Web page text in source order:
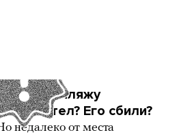
по пляжу
он летел? Его сбили?
недалеко от места